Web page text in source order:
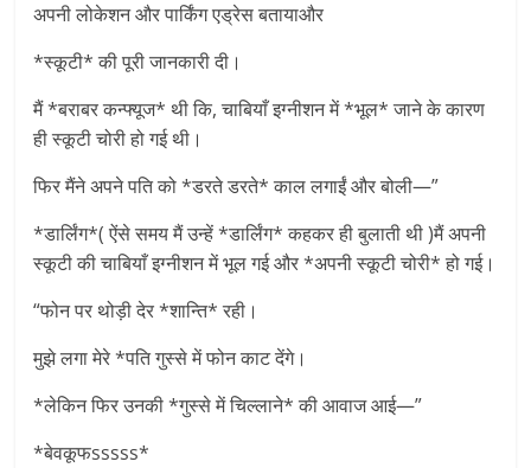
अपनी लोकेशन और पार्किंग एड्रेस बतायाऔर
*स्कूटी* की पूरी जानकारी दी।
मैं *बराबर कन्फ्यूज* थी कि, चाबियाँ इग्नीशन में *भूल* जाने के कारण
ही स्कूटी चोरी हो गई थी।
फिर मैंने अपने पति को *डरते डरते* काल लगाईं और बोली—”
*डार्लिंग*( ऐंसे समय मैं उन्हें *डार्लिंग* कहकर ही बुलाती थी )मैं अपनी
स्कूटी की चाबियाँ इग्नीशन में भूल गई और *अपनी स्कूटी चोरी* हो गई।
“फोन पर थोड़ी देर *शान्ति* रही।
मुझे लगा मेरे *पति गुस्से में फोन काट देंगे।
*लेकिन फिर उनकी *गुस्से में चिल्लाने* की आवाज आई—”
*बेवकूफsssss*